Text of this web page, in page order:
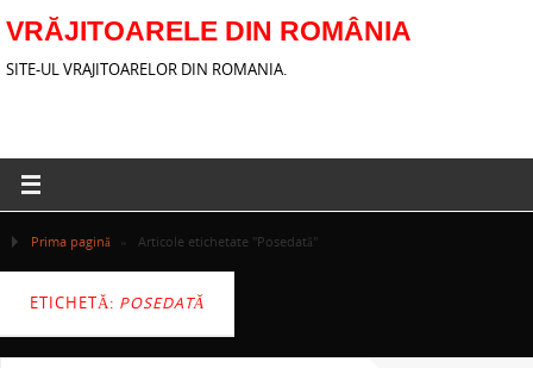
VRĂJITOARELE DIN ROMÂNIA
SITE-UL VRAJITOARELOR DIN ROMANIA.
Prima pagină » Articole etichetate "Posedată"
ETICHETĂ: POSEDATĂ